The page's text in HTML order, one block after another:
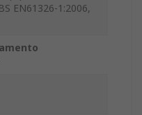
EN61326-1:2006,